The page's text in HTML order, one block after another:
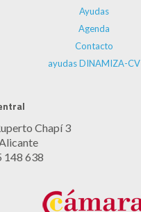
Ayudas
Agenda
Contacto
ayudas DINAMIZA-CV
Chapí 3
148 638